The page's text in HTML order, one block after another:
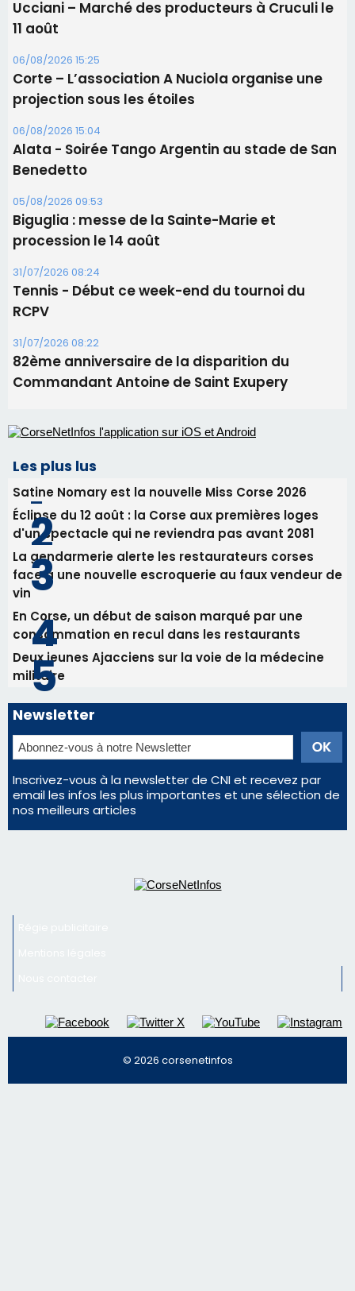
06/08/2026 15:25
Corte – L’association A Nuciola organise une
projection sous les étoiles
06/08/2026 15:04
Alata - Soirée Tango Argentin au stade de San
Benedetto
05/08/2026 09:53
Biguglia : messe de la Sainte-Marie et
procession le 14 août
31/07/2026 08:24
Tennis - Début ce week-end du tournoi du
RCPV
31/07/2026 08:22
82ème anniversaire de la disparition du
Commandant Antoine de Saint Exupery
Les plus lus
Éclipse du 12 août : la Corse aux premières loges
d'un spectacle qui ne reviendra pas avant 2081
La gendarmerie alerte les restaurateurs corses
face à une nouvelle escroquerie au faux vendeur de
vin
En Corse, un début de saison marqué par une
consommation en recul dans les restaurants
Deux jeunes Ajacciens sur la voie de la médecine
militaire
Newsletter
Inscrivez-vous à la newsletter de CNI et recevez par
email les infos les plus importantes et une sélection de
© 2026 corsenetinfos